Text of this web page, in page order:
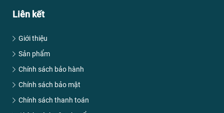
Liên kết
Giới thiệu
Sản phẩm
Chính sách bảo hành
Chính sách bảo mật
Chính sách thanh toán